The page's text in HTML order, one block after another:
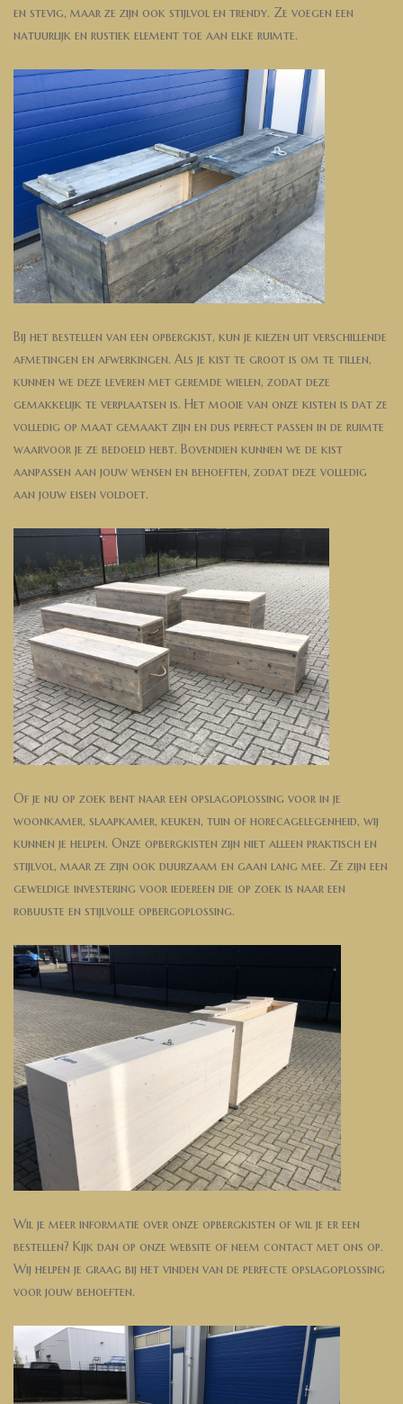
en stevig, maar ze zijn ook stijlvol en trendy. Ze voegen een
natuurlijk en rustiek element toe aan elke ruimte.
Bij het bestellen van een opbergkist, kun je kiezen uit verschillende
afmetingen en afwerkingen. Als je kist te groot is om te tillen,
kunnen we deze leveren met geremde wielen, zodat deze
gemakkelijk te verplaatsen is. Het mooie van onze kisten is dat ze
volledig op maat gemaakt zijn en dus perfect passen in de ruimte
waarvoor je ze bedoeld hebt. Bovendien kunnen we de kist
aanpassen aan jouw wensen en behoeften, zodat deze volledig
aan jouw eisen voldoet.
Of je nu op zoek bent naar een opslagoplossing voor in je
woonkamer, slaapkamer, keuken, tuin of horecagelegenheid, wij
kunnen je helpen. Onze opbergkisten zijn niet alleen praktisch en
stijlvol, maar ze zijn ook duurzaam en gaan lang mee. Ze zijn een
geweldige investering voor iedereen die op zoek is naar een
robuuste en stijlvolle opbergoplossing.
Wil je meer informatie over onze opbergkisten of wil je er een
bestellen? Kijk dan op onze website of neem contact met ons op.
Wij helpen je graag bij het vinden van de perfecte opslagoplossing
voor jouw behoeften.